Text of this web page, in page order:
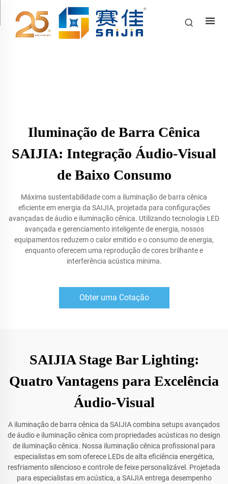
Iluminação de Barra Cênica
SAIJIA: Integração Áudio-Visual
de Baixo Consumo
Máxima sustentabilidade com a iluminação de barra cênica
eficiente em energia da SAIJIA, projetada para configurações
avançadas de áudio e iluminação cênica. Utilizando tecnologia LED
avançada e gerenciamento inteligente de energia, nossos
equipamentos reduzem o calor emitido e o consumo de energia,
enquanto oferecem uma reprodução de cores brilhante e
interferência acústica mínima.
Obter uma Cotação
SAIJIA Stage Bar Lighting:
Quatro Vantagens para Excelência
Áudio-Visual
A iluminação de barra cênica da SAIJIA combina setups avançados
de áudio e iluminação cênica com propriedades acústicas no design
de iluminação cênica. Nossa iluminação cênica profissional para
especialistas em som oferece LEDs de alta eficiência energética,
resfriamento silencioso e controle de feixe personalizável. Projetada
para especialistas em acústica, a SAIJIA entrega desempenho